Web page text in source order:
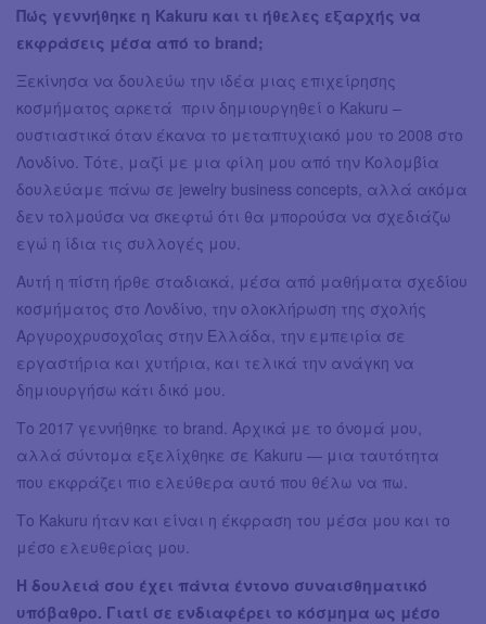
Πώς γεννήθηκε η Kakuru και τι ήθελες εξαρχής να
εκφράσεις μέσα από το brand;
Ξεκίνησα να δουλεύω την ιδέα μιας επιχείρησης
κοσμήματος αρκετά πριν δημιουργηθεί ο Kakuru –
ουστιαστικά όταν έκανα το μεταπτυχιακό μου το 2008 στο
Λονδίνο. Τότε, μαζί με μια φίλη μου από την Κολομβία
δουλεύαμε πάνω σε jewelry business concepts, αλλά ακόμα
δεν τολμούσα να σκεφτώ ότι θα μπορούσα να σχεδιάζω
εγώ η ίδια τις συλλογές μου.
Αυτή η πίστη ήρθε σταδιακά, μέσα από μαθήματα σχεδίου
κοσμήματος στο Λονδίνο, την ολοκλήρωση της σχολής
Αργυροχρυσοχοΐας στην Ελλάδα, την εμπειρία σε
εργαστήρια και χυτήρια, και τελικά την ανάγκη να
δημιουργήσω κάτι δικό μου.
Το 2017 γεννήθηκε το brand. Αρχικά με το όνομά μου,
αλλά σύντομα εξελίχθηκε σε Kakuru — μια ταυτότητα
που εκφράζει πιο ελεύθερα αυτό που θέλω να πω.
Το Kakuru ήταν και είναι η έκφραση του μέσα μου και το
μέσο ελευθερίας μου.
Η δουλειά σου έχει πάντα έντονο συναισθηματικό
υπόβαθρο. Γιατί σε ενδιαφέρει το κόσμημα ως μέσο